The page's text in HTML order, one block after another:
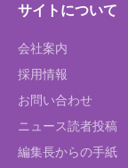
サイトについて
会社案内
採用情報
お問い合わせ
ニュース読者投稿
編集長からの手紙